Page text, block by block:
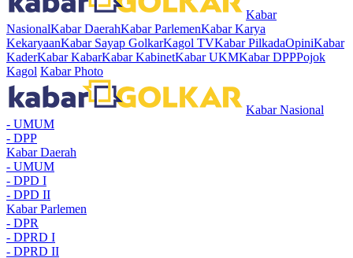
Kabar
NasionalKabar DaerahKabar ParlemenKabar Karya
KekaryaanKabar Sayap GolkarKagol TVKabar PilkadaOpiniKabar
KaderKabar KabarKabar KabinetKabar UKMKabar DPPPojok
Kagol Kabar Photo
Kabar Nasional
- UMUM
- DPP
Kabar Daerah
- UMUM
- DPD I
- DPD II
Kabar Parlemen
- DPR
- DPRD I
- DPRD II